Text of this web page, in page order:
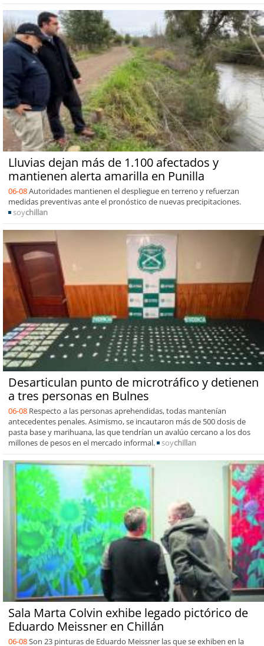
Lluvias dejan más de 1.100 afectados y
mantienen alerta amarilla en Punilla
06-08Autoridades mantienen el despliegue en terreno y refuerzan
medidas preventivas ante el pronóstico de nuevas precipitaciones.
soychillan
Desarticulan punto de microtráfico y detienen
a tres personas en Bulnes
06-08 Respecto a las personas aprehendidas, todas mantenían
antecedentes penales. Asimismo, se incautaron más de 500 dosis de
pasta base y marihuana, las que tendrían un avalúo cercano a los dos
millones de pesos en el mercado informal.
soychillan
Sala Marta Colvin exhibe legado pictórico de
Eduardo Meissner en Chillán
06-08Son 23 pinturas de Eduardo Meissner las que se exhiben en la